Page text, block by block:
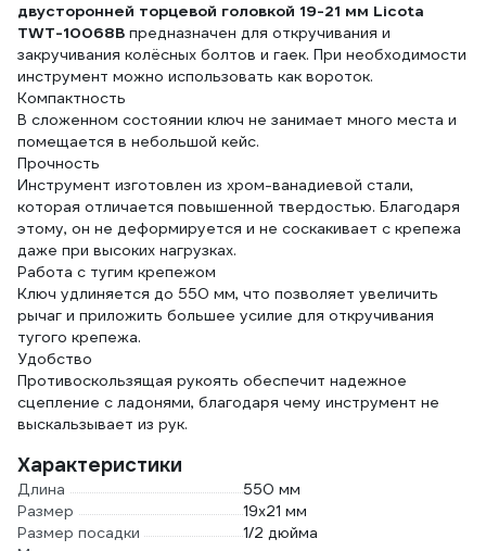
двусторонней торцевой головкой 19-21 мм Licota
TWT-10068B предназначен для откручивания и
закручивания колёсных болтов и гаек. При необходимости
инструмент можно использовать как вороток.
Компактность
В сложенном состоянии ключ не занимает много места и
помещается в небольшой кейс.
Прочность
Инструмент изготовлен из хром-ванадиевой стали,
которая отличается повышенной твердостью. Благодаря
этому, он не деформируется и не соскакивает с крепежа
даже при высоких нагрузках.
Работа с тугим крепежом
Ключ удлиняется до 550 мм, что позволяет увеличить
рычаг и приложить большее усилие для откручивания
тугого крепежа.
Удобство
Противоскользящая рукоять обеспечит надежное
сцепление с ладонями, благодаря чему инструмент не
выскальзывает из рук.
Характеристики
Длина
550 мм
Размер
19х21 мм
Размер посадки
1/2 дюйма